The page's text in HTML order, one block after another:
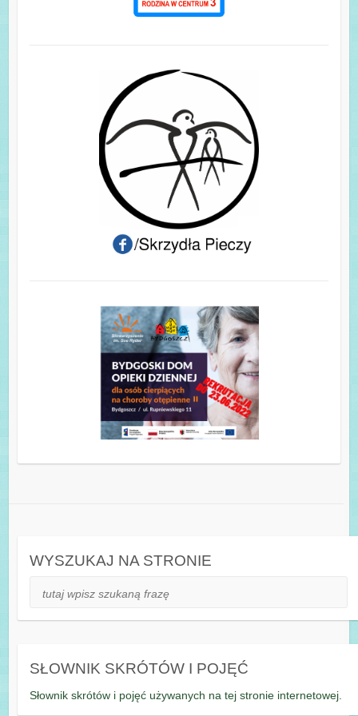
WYSZUKAJ NA STRONIE
SŁOWNIK SKRÓTÓW I POJĘĆ
Słownik skrótów i pojęć używanych na tej stronie internetowej.